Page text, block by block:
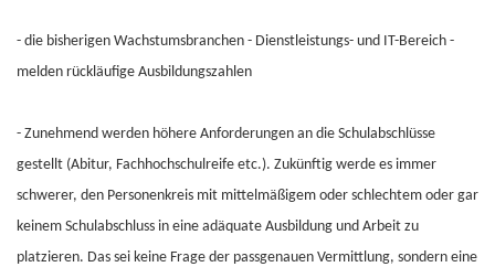
- die bisherigen Wachstumsbranchen - Dienstleistungs- und IT-Bereich -
melden rückläufige Ausbildungszahlen
- Zunehmend werden höhere Anforderungen an die Schulabschlüsse
gestellt (Abitur, Fachhochschulreife etc.). Zukünftig werde es immer
schwerer, den Personenkreis mit mittelmäßigem oder schlechtem oder gar
keinem Schulabschluss in eine adäquate Ausbildung und Arbeit zu
platzieren. Das sei keine Frage der passgenauen Vermittlung, sondern eine